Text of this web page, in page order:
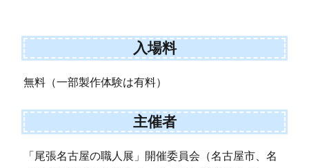
入場料
無料（一部製作体験は有料）
主催者
「尾張名古屋の職人展」開催委員会（名古屋市、名